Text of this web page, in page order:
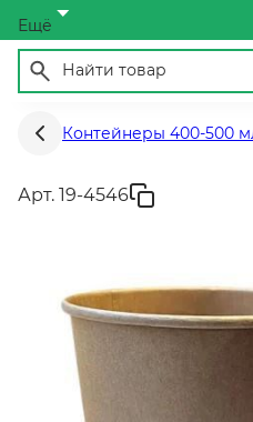
Ещё
Контейнеры 400-500
Арт. 19-4546